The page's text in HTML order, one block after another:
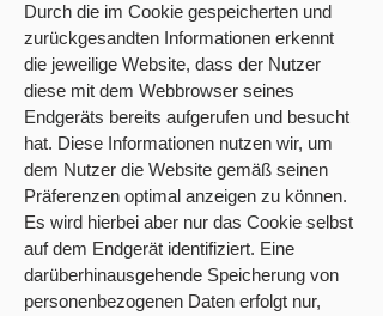
Durch die im Cookie gespeicherten und
zurückgesandten Informationen erkennt
die jeweilige Website, dass der Nutzer
diese mit dem Webbrowser seines
Endgeräts bereits aufgerufen und besucht
hat. Diese Informationen nutzen wir, um
dem Nutzer die Website gemäß seinen
Präferenzen optimal anzeigen zu können.
Es wird hierbei aber nur das Cookie selbst
auf dem Endgerät identifiziert. Eine
darüberhinausgehende Speicherung von
personenbezogenen Daten erfolgt nur,